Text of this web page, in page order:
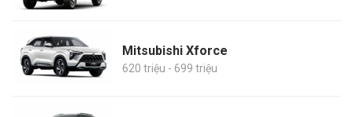
Mitsubishi Xforce
620 triệu - 699 triệu